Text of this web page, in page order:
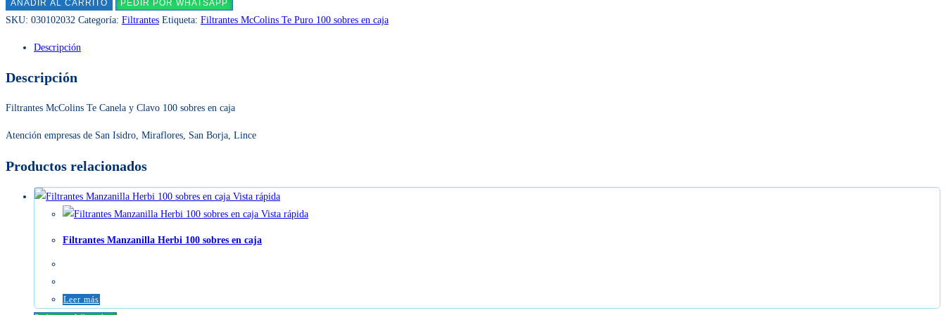
Te
sobres
caja
AÑADIR AL CARRITO PEDIR POR WHATSAPP
SKU: 030102032 Categoría: Filtrantes Etiqueta: Filtrantes McColins Te Puro 100 sobres en caja
Descripción
Descripción
Filtrantes McColins Te Canela y Clavo 100 sobres en caja
Atención empresas de San Isidro, Miraflores, San Borja, Lince
Productos relacionados
Vista rápida
Vista rápida
Filtrantes Manzanilla Herbi 100 sobres en caja
Leer más